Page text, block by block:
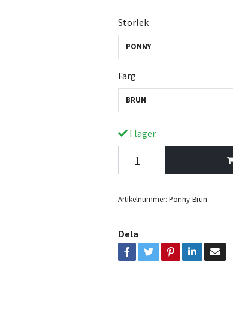
Storlek
PONNY
Färg
BRUN
I lager.
Artikelnummer: Ponny-Brun
Dela